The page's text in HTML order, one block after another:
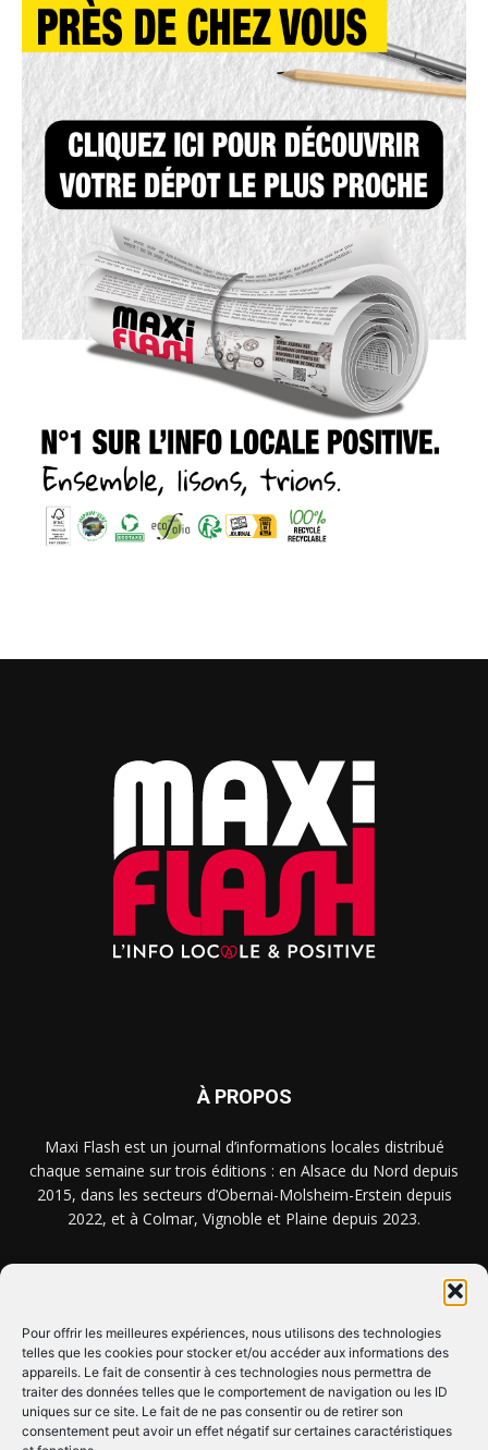
Pour offrir les meilleures expériences, nous utilisons des technologies
telles que les cookies pour stocker et/ou accéder aux informations des
appareils. Le fait de consentir à ces technologies nous permettra de
traiter des données telles que le comportement de navigation ou les ID
uniques sur ce site. Le fait de ne pas consentir ou de retirer son
consentement peut avoir un effet négatif sur certaines caractéristiques
À PROPOS
Maxi Flash est un journal d’informations locales distribué
chaque semaine sur trois éditions : en Alsace du Nord depuis
2015, dans les secteurs d’Obernai-Molsheim-Erstein depuis
2022, et à Colmar, Vignoble et Plaine depuis 2023.
CLIQUEZ ICI !
SUIVEZ-NOUS !